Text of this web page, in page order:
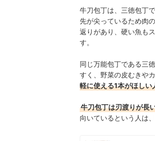
牛刀包丁は、三徳包丁
先が尖っているため肉
返りがあり、硬い魚も
す。
同じ万能包丁である三
すく、野菜の皮むきや
軽に使える1本がほし
牛刀包丁は刃渡りが長
向いているという人は